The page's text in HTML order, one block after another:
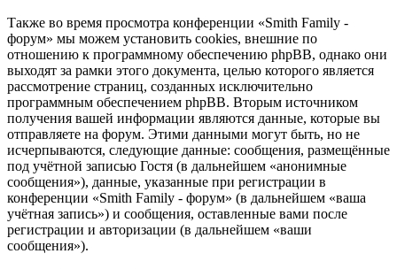
Также во время просмотра конференции «Smith Family -
форум» мы можем установить cookies, внешние по
отношению к программному обеспечению phpBB, однако они
выходят за рамки этого документа, целью которого является
рассмотрение страниц, созданных исключительно
программным обеспечением phpBB. Вторым источником
получения вашей информации являются данные, которые вы
отправляете на форум. Этими данными могут быть, но не
исчерпываются, следующие данные: сообщения, размещённые
под учётной записью Гостя (в дальнейшем «анонимные
сообщения»), данные, указанные при регистрации в
конференции «Smith Family - форум» (в дальнейшем «ваша
учётная запись») и сообщения, оставленные вами после
регистрации и авторизации (в дальнейшем «ваши
сообщения»).